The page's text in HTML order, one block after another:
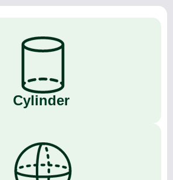
Cylinder